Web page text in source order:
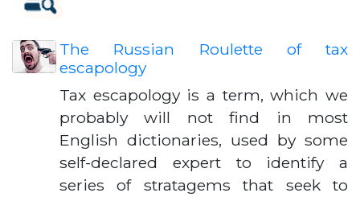
The Russian Roulette of tax
escapology
Tax escapology is a term, which we
probably will not find in most
English dictionaries, used by some
self-declared expert to identify a
series of stratagems that seek to